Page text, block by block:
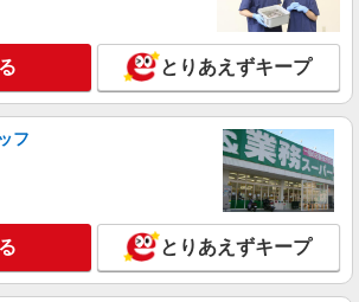
〜11400円/月支給 家電アドバイザー資格をお
ちの方はグレードに合わせて2500〜5000円/月支
社後獲得も対象 【役割手当】 CSA（チ
セールスアドバイザー）に昇格すると16600
+゜・。○。・゜+゜・。○。・゜+゜
祝い金10万円支給(規定有) お友達を紹介頂く
ンセンティブ支給(規定有) ★月2回払い・週
い可能（規程有）★ ゜・。○。・゜+゜・。
詳細を見る
とりあえずキープ
フ
とりあえずキープ